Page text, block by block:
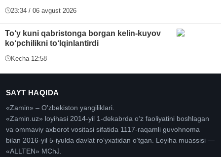
23:34 / 06 avgust 2026
To‘y kuni qabristonga borgan kelin-kuyov
ko‘pchilikni to‘lqinlantirdi
Kecha 12:58
SAYT HAQIDA
«Zamin» – O'zbekiston yangiliklari.
«Zamin.uz» loyihasi 2014-yil 1-dekabrda oʻz faoliyatini boshlagan
va ommaviy axborot vositasi sifatida 1117-raqamli guvohnoma
bilan 2016-yil 5-iyulda davlat roʻyxatidan oʻtgan. Loyiha muassisi —
«ALLTEN» MChJ.